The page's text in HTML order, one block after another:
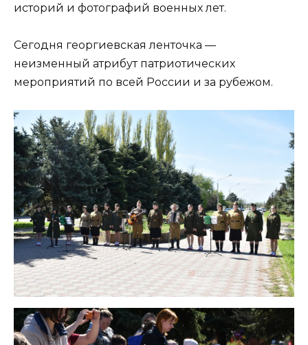
историй и фотографий военных лет.
Сегодня георгиевская ленточка —
неизменный атрибут патриотических
мероприятий по всей России и за рубежом.